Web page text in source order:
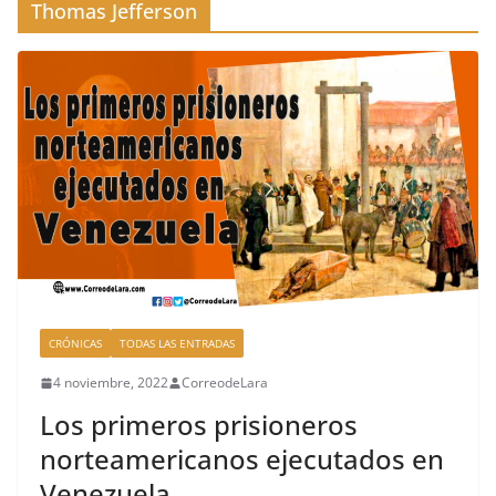
Thomas Jefferson
CRÓNICAS TODAS LAS ENTRADAS
4 noviembre, 2022 CorreodeLara
Los primeros prisioneros
norteamericanos ejecutados en